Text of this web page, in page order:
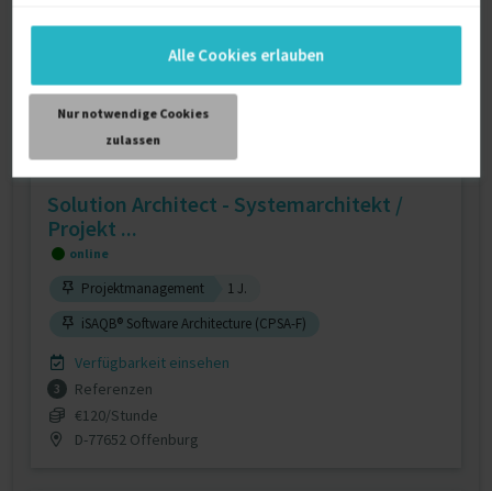
Alle Cookies erlauben
Nur notwendige Cookies
zulassen
Solution Architect - Systemarchitekt /
Projekt ...
online
Projektmanagement
1 J.
iSAQB® Software Architecture (CPSA-F)
Verfügbarkeit einsehen
3
Referenzen
€120/Stunde
D-77652 Offenburg